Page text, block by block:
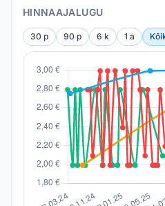
HINNAAJALUGU
30 p 90 p 6 k 1 a